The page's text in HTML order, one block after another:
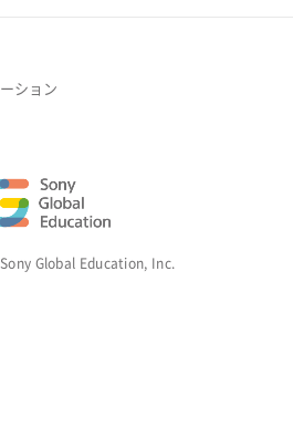
ション
Global Education, Inc.